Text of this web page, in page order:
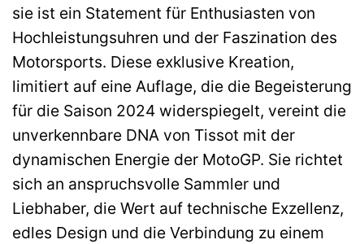
sie ist ein Statement für Enthusiasten von
Hochleistungsuhren und der Faszination des
Motorsports. Diese exklusive Kreation,
limitiert auf eine Auflage, die die Begeisterung
für die Saison 2024 widerspiegelt, vereint die
unverkennbare DNA von Tissot mit der
dynamischen Energie der MotoGP. Sie richtet
sich an anspruchsvolle Sammler und
Liebhaber, die Wert auf technische Exzellenz,
edles Design und die Verbindung zu einem